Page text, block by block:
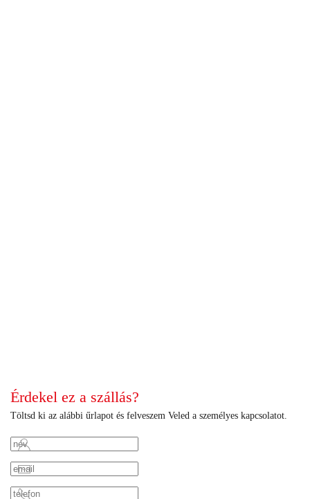
Érdekel ez a szállás?
Töltsd ki az alábbi űrlapot és felveszem Veled a személyes kapcsolatot.